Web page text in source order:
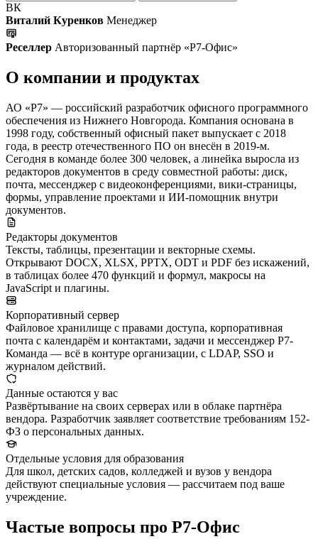
ВК
Виталий Куренков Менеджер
Реселлер Авторизованный партнёр «Р7-Офис»
О компании и продуктах
АО «Р7» — российский разработчик офисного программного
обеспечения из Нижнего Новгорода. Компания основана в
1998 году, собственный офисный пакет выпускает с 2018
года, в реестр отечественного ПО он внесён в 2019-м.
Сегодня в команде более 300 человек, а линейка выросла из
редакторов документов в среду совместной работы: диск,
почта, мессенджер с видеоконференциями, вики-страницы,
формы, управление проектами и ИИ-помощник внутри
документов.
Редакторы документов
Тексты, таблицы, презентации и векторные схемы.
Открывают DOCX, XLSX, PPTX, ODT и PDF без искажений,
в таблицах более 470 функций и формул, макросы на
JavaScript и плагины.
Корпоративный сервер
Файловое хранилище с правами доступа, корпоративная
почта с календарём и контактами, задачи и мессенджер Р7-
Команда — всё в контуре организации, с LDAP, SSO и
журналом действий.
Данные остаются у вас
Развёртывание на своих серверах или в облаке партнёра
вендора. Разработчик заявляет соответствие требованиям 152-
ФЗ о персональных данных.
Отдельные условия для образования
Для школ, детских садов, колледжей и вузов у вендора
действуют специальные условия — рассчитаем под ваше
учреждение.
Частые вопросы про Р7-Офис